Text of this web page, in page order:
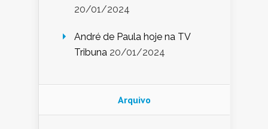
20/01/2024
André de Paula hoje na TV
Tribuna 20/01/2024
Arquivo